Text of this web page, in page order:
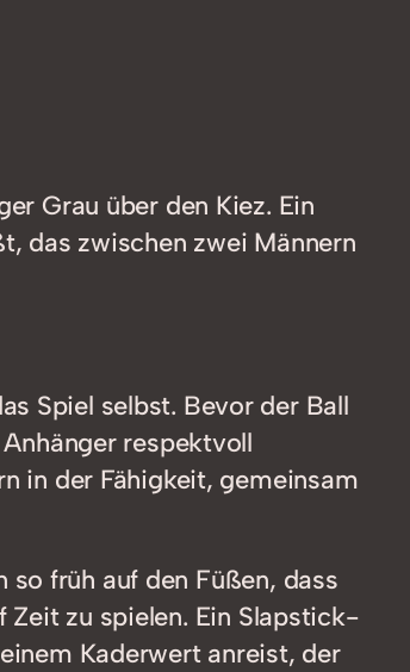
Grau über den Kiez. Ein
das zwischen zwei Männern
Spiel selbst. Bevor der Ball
respektvoll
in der Fähigkeit, gemeinsam
früh auf den Füßen, dass
zu spielen. Ein Slapstick-
Kaderwert anreist, der